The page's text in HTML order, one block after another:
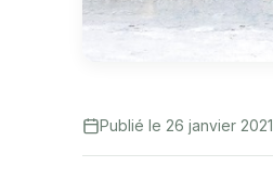
Publié le 26 janvier 2021